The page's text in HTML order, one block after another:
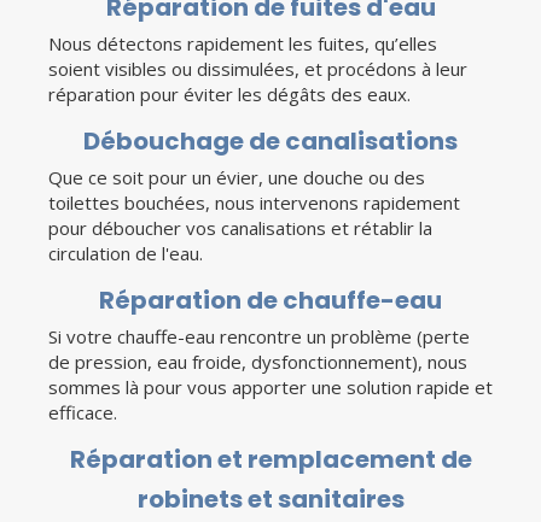
Réparation de fuites d'eau
Nous détectons rapidement les fuites, qu’elles
soient visibles ou dissimulées, et procédons à leur
réparation pour éviter les dégâts des eaux.
Débouchage de canalisations
Que ce soit pour un évier, une douche ou des
toilettes bouchées, nous intervenons rapidement
pour déboucher vos canalisations et rétablir la
circulation de l'eau.
Réparation de chauffe-eau
Si votre chauffe-eau rencontre un problème (perte
de pression, eau froide, dysfonctionnement), nous
sommes là pour vous apporter une solution rapide et
efficace.
Réparation et remplacement de
robinets et sanitaires